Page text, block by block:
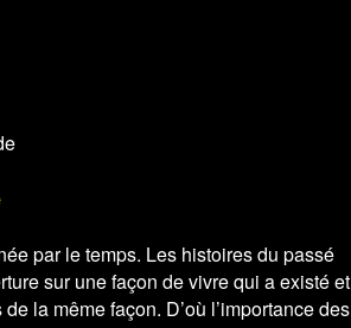
par le temps. Les histoires du passé
sur une façon de vivre qui a existé et
la même façon. D’où l’importance des